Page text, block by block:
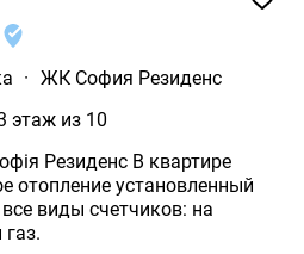
· ЖК София Резиденс
этаж из 10
В квартире
установленный
виды счетчиков: на